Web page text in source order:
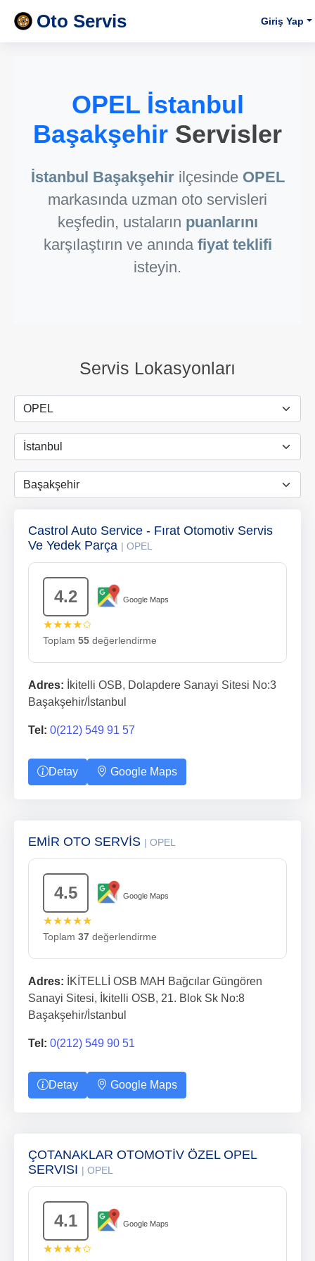
Oto Servis Giriş Yap
OPEL İstanbul
Başakşehir Servisler
İstanbul Başakşehirilçesinde OPEL
markasında uzman oto servisleri
keşfedin, ustaların puanlarını
karşılaştırın ve anında fiyat teklifi
isteyin.
Servis Lokasyonları
Castrol Auto Service - Fırat Otomotiv Servis
Ve Yedek Parça | OPEL
4.2 Google Maps
★★★★✩
Toplam 55 değerlendirme
Adres: İkitelli OSB, Dolapdere Sanayi Sitesi No:3
Başakşehir/İstanbul
Tel: 0(212) 549 91 57
Detay Google Maps
EMİR OTO SERVİS | OPEL
4.5 Google Maps
★★★★★
Toplam 37 değerlendirme
Adres: İKİTELLİ OSB MAH Bağcılar Güngören
Sanayi Sitesi, İkitelli OSB, 21. Blok Sk No:8
Başakşehir/İstanbul
Tel: 0(212) 549 90 51
Detay Google Maps
ÇOTANAKLAR OTOMOTİV ÖZEL OPEL
SERVISI | OPEL
4.1 Google Maps
★★★★✩